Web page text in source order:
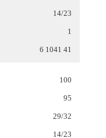
14/23
1
6 1041 41
100
95
29/32
14/23